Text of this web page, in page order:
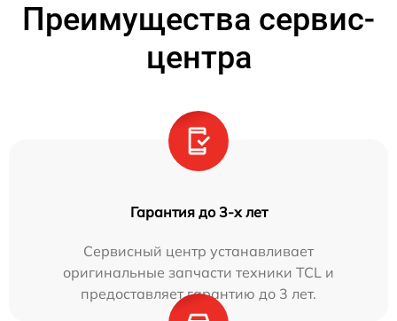
Преимущества сервис-
центра
Гарантия до 3-х лет
Сервисный центр устанавливает
оригинальные запчасти техники TCL и
предоставляет гарантию до 3 лет.